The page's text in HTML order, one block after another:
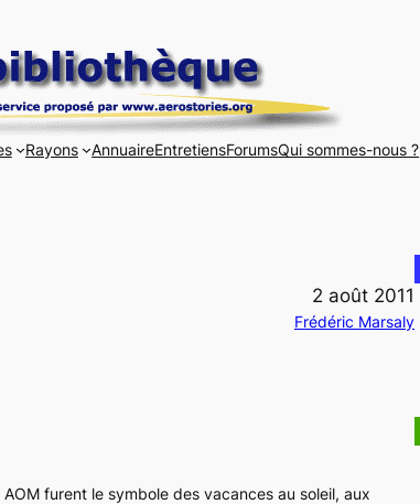
Rayons AnnuaireEntretiensForumsQui sommes-nous ?
2 août 2011
Frédéric Marsaly
furent le symbole des vacances au soleil, aux